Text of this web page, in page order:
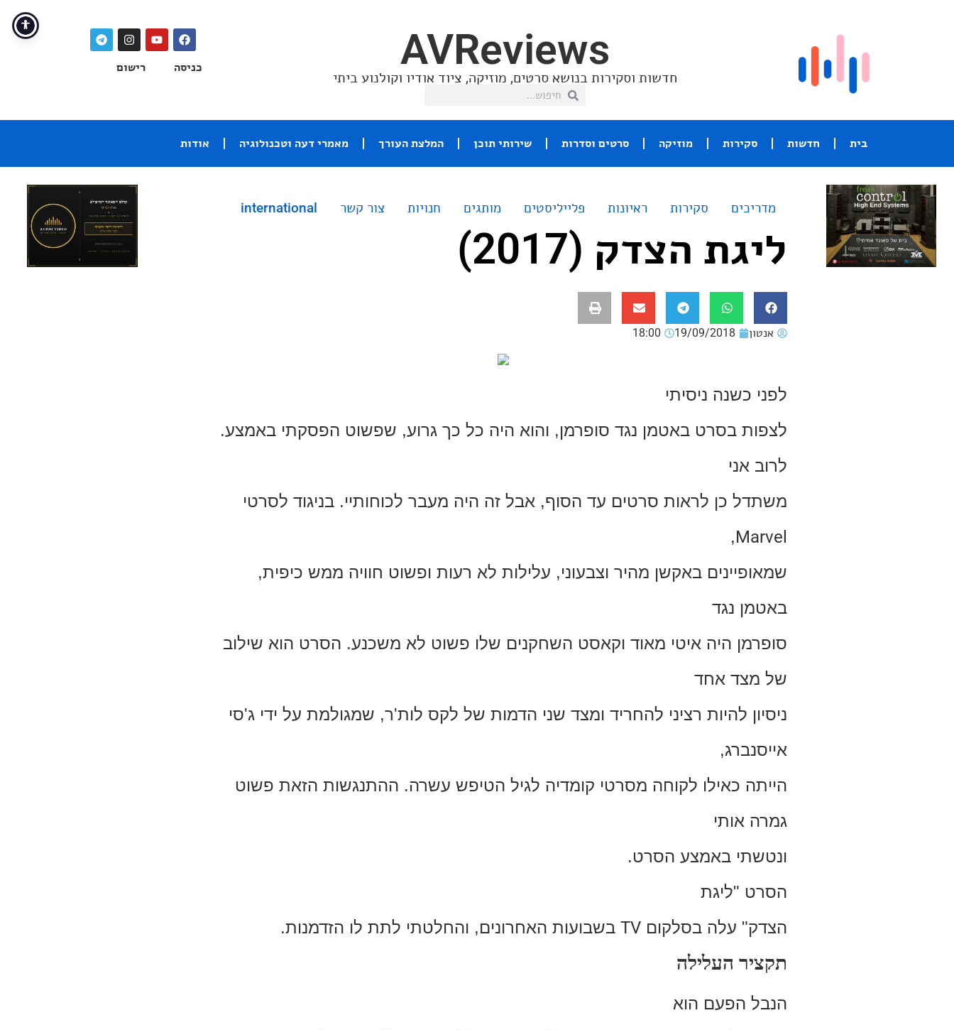
AVReviews
חדשות וסקירות בנושא סרטים, מוזיקה, ציוד אודיו וקולנוע ביתי
כניסה רישום
בית חדשות סקירות מוזיקה סרטים וסדרות שירותי תוכן המלצת העורך מאמרי דעה וטכנולוגיה אודות
מדריכים סקירות ראיונות פלייליסטים מותגים חנויות צור קשר international
ליגת הצדק (2017)
אנטון 19/09/2018
18:00
לפני כשנה ניסיתי
לצפות בסרט באטמן נגד סופרמן, והוא היה כל כך גרוע, שפשוט הפסקתי באמצע.
לרוב אני
משתדל כן לראות סרטים עד הסוף, אבל זה היה מעבר לכוחותיי. בניגוד לסרטי
Marvel
,
שמאופיינים באקשן מהיר וצבעוני, עלילות לא רעות ופשוט חוויה ממש כיפית,
באטמן נגד
סופרמן היה איטי מאוד וקאסט השחקנים שלו פשוט לא משכנע. הסרט הוא שילוב
של מצד אחד
ניסיון להיות רציני להחריד ומצד שני הדמות של לקס לות'ר, שמגולמת על ידי ג'סי
אייסנברג,
הייתה כאילו לקוחה מסרטי קומדיה לגיל הטיפש עשרה. ההתנגשות הזאת פשוט
גמרה אותי
ונטשתי באמצע הסרט.
הסרט "ליגת
הצדק" עלה בסלקוםTV בשבועות האחרונים, והחלטתי לתת לו הזדמנות.
תקציר העלילה
הנבל הפעם הוא